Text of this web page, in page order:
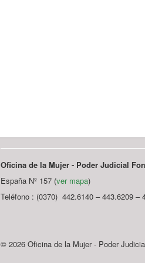
Oficina de la Mujer - Poder Judicial
España Nº 157 (ver mapa)
Teléfono : (0370) 442.6140 – 443.6209 –
© 2026 Oficina de la Mujer - Poder